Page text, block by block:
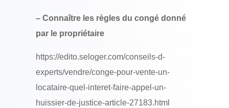
– Connaître les règles du congé donné
par le propriétaire
https://edito.seloger.com/conseils-d-
experts/vendre/conge-pour-vente-un-
locataire-quel-interet-faire-appel-un-
huissier-de-justice-article-27183.html